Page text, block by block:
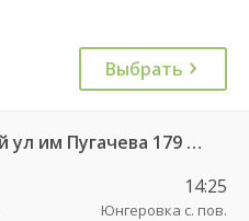
Выбрать
Саратов АВ Центральный ул им Пугачева 179 А — Романовка рп (ул Советская 116)
14:25
Юнгеровка с. пов.